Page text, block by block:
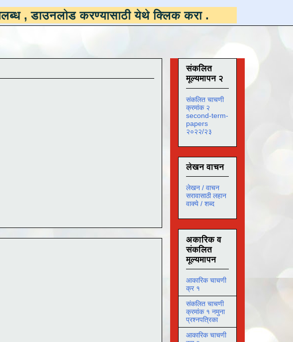
करण्यासाठी येथे क्लिक करा.
संकलित
मूल्यमापन २
संकलित चाचणी
क्रमांक २
second-term-
papers
२०२२/२३
लेखन वाचन
लेखन / वाचन
सरावासाठी लहान
वाक्ये / शब्द
अकारिक व
संकलित
मूल्यमापन
आकारिक चाचणी
क्र १
संकलित चाचणी
क्रमांक १ नमुना
प्रश्नपत्रिका
आकारिक चाचणी